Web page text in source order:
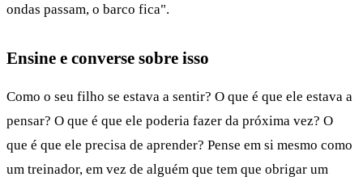
ondas passam, o barco fica".
Ensine e converse sobre isso
Como o seu filho se estava a sentir? O que é que ele estava a
pensar? O que é que ele poderia fazer da próxima vez? O
que é que ele precisa de aprender? Pense em si mesmo como
um treinador, em vez de alguém que tem que obrigar um